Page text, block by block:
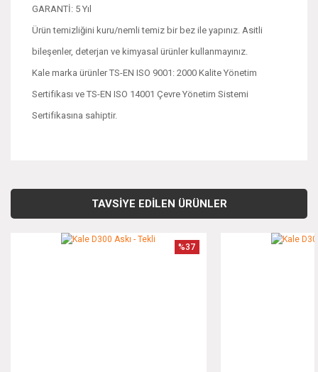
GARANTİ: 5 Yıl
Ürün temizliğini kuru/nemli temiz bir bez ile yapınız. Asitli
bileşenler, deterjan ve kimyasal ürünler kullanmayınız.
Kale marka ürünler TS-EN ISO 9001: 2000 Kalite Yönetim
Sertifikası ve TS-EN ISO 14001 Çevre Yönetim Sistemi
Sertifikasına sahiptir.
kullanarak tarafımıza iletebilirsiniz.
TAVSİYE EDİLEN ÜRÜNLER
%37